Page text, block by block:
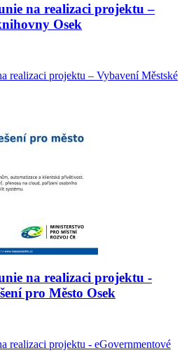
na realizaci projektu –
Osek
realizaci projektu – Vybavení Městské
na realizaci projektu -
pro Město Osek
realizaci projektu - eGovernmentové